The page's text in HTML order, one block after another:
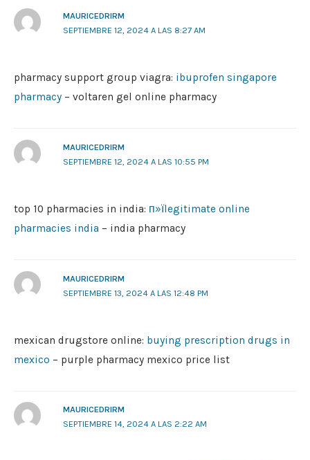
MAURICEDRIRM
SEPTIEMBRE 12, 2024 A LAS 8:27 AM
pharmacy support group viagra: ibuprofen singapore
pharmacy – voltaren gel online pharmacy
MAURICEDRIRM
SEPTIEMBRE 12, 2024 A LAS 10:55 PM
top 10 pharmacies in india: п»їlegitimate online
pharmacies india – india pharmacy
MAURICEDRIRM
SEPTIEMBRE 13, 2024 A LAS 12:48 PM
mexican drugstore online: buying prescription drugs in
mexico – purple pharmacy mexico price list
MAURICEDRIRM
SEPTIEMBRE 14, 2024 A LAS 2:22 AM